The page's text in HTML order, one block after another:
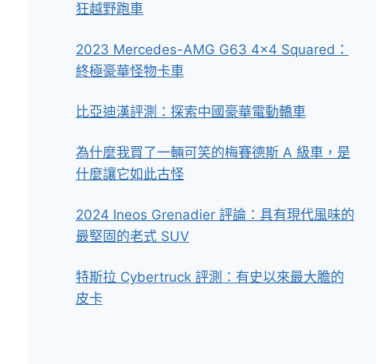
狂越野跑車
2023 Mercedes-AMG G63 4×4 Squared：
終極豪華怪物卡車
比亞迪漢評測：探索中國豪華電動轎車
為什麼我買了一輛可笑的梅賽德斯 A 級車，是
什麼讓它如此古怪
2024 Ineos Grenadier 評論：具有現代風味的
最堅固的老式 SUV
特斯拉 Cyber​​truck 評測：有史以來最大膽的
皮卡